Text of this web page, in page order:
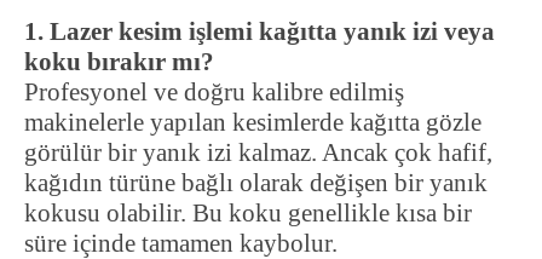
1. Lazer kesim işlemi kağıtta yanık izi veya
koku bırakır mı?
Profesyonel ve doğru kalibre edilmiş
makinelerle yapılan kesimlerde kağıtta gözle
görülür bir yanık izi kalmaz. Ancak çok hafif,
kağıdın türüne bağlı olarak değişen bir yanık
kokusu olabilir. Bu koku genellikle kısa bir
süre içinde tamamen kaybolur.